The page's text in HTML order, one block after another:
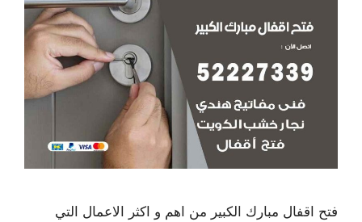
فتح اقفال مبارك الكبير من اهم و اكثر الاعمال التي